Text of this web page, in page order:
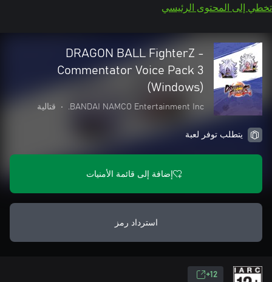
تخطي إلى المحتوى الرئيسي
DRAGON BALL FighterZ -
Commentator Voice Pack 3
(Windows)
BANDAI NAMCO Entertainment Inc.
• قتالية
يتطلب توفر لعبة
إضافة إلى قائمة الأمنيات
استرداد رمز
12+